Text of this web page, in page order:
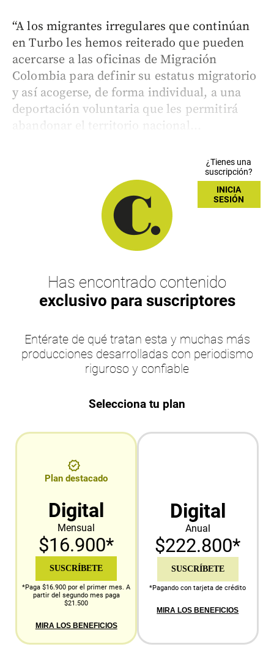
“A los migrantes irregulares que continúan
en Turbo les hemos reiterado que pueden
acercarse a las oficinas de Migración
Colombia para definir su estatus migratorio
y así acogerse, de forma individual, a una
deportación voluntaria que les permitirá
abandonar el territorio nacional...
¿Tienes una
suscripción?
INICIA
SESIÓN
Has encontrado contenido
exclusivo para suscriptores
Entérate de qué tratan esta y muchas más
producciones desarrolladas con periodismo
riguroso y confiable
Selecciona tu plan
Plan destacado
Digital
Mensual
$16.900*
SUSCRÍBETE
*Paga $16.900 por el primer mes. A
partir del segundo mes paga
$21.500
MIRA LOS BENEFICIOS
Digital
Anual
$222.800*
SUSCRÍBETE
*Pagando con tarjeta de crédito
MIRA LOS BENEFICIOS